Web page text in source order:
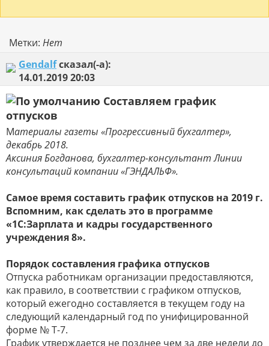
Метки: Нет
Gendalfсказал(-а):
14.01.201920:03
Составляем график
отпусков
Материалы газеты «Прогрессивный бухгалтер»,
декабрь 2018.
Аксиния Богданова, бухгалтер-консультант Линии
консультацийкомпании «ГЭНДАЛЬФ».
Самое время составить график отпусков на 2019 г.
Вспомним, как сделать это в программе
«1С:Зарплата и кадры государственного
учреждения 8».
Порядок составления графика отпусков
Отпуска работникам организации предоставляются,
как правило, в соответствии с графиком отпусков,
который ежегодно составляется в текущем году на
следующий календарный год по унифицированной
форме № Т-7.
График утверждается не позднее чем за две недели до